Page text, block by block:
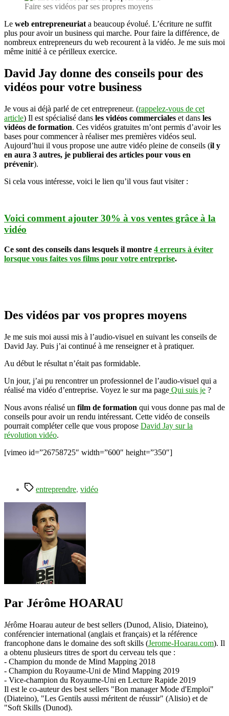
vidéos
pour
augmenter
avoir
qui
marche
Faire ses vidéos par ses propres moyens
Le web entrepreneuriat a beaucoup évolué. L’écriture ne suffit
plus pour avoir un business qui marche. Pour faire la différence, de
nombreux entrepreneurs du web recourent à la vidéo. Je me suis moi
même initié à ce périlleux exercice.
David Jay donne des conseils pour des
vidéos pour votre business
Je vous ai déjà parlé de cet entrepreneur. (rappelez-vous de cet
article) Il est spécialisé dans les vidéos commerciales et dans les
vidéos de formation. Ces vidéos gratuites m’ont permis d’avoir les
bases pour commencer à réaliser mes premières vidéos seul.
Aujourd’hui il vous propose une autre vidéo pleine de conseils (il y
en aura 3 autres, je publierai des articles pour vous en
prévenir).
Si cela vous intéresse, voici le lien qu’il vous faut visiter :
Voici comment ajouter 30% à vos ventes grâce à la
vidéo
Ce sont des conseils dans lesquels il montre 4 erreurs à éviter
lorsque vous faites vos films pour votre entreprise.
Des vidéos par vos propres moyens
Je me suis moi aussi mis à l’audio-visuel en suivant les conseils de
David Jay. Puis j’ai continué à me renseigner et à pratiquer.
Au début le résultat n’était pas formidable.
Un jour, j’ai pu rencontrer un professionnel de l’audio-visuel qui a
réalisé ma vidéo d’entreprise. Voyez le sur ma page Qui suis je ?
Nous avons réalisé un film de formation qui vous donne pas mal de
conseils pour avoir un rendu intéressant. Cette vidéo de conseils
pourrait compléter celle que vous propose David Jay sur la
révolution vidéo.
[vimeo id=”26758725″ width=”600″ height=”350″]
Étiquettes
entreprendre, vidéo
Par Jérôme HOARAU
Jérôme Hoarau auteur de best sellers (Dunod, Alisio, Diateino),
conférencier international (anglais et français) et la référence
francophone dans le domaine des soft skills (Jerome-Hoarau.com). Il
a obtenu plusieurs titres de sport du cerveau tels que :
- Champion du monde de Mind Mapping 2018
- Champion du Royaume-Uni de Mind Mapping 2019
- Vice-champion du Royaume-Uni en Lecture Rapide 2019
Il est le co-auteur des best sellers "Bon manager Mode d'Emploi"
(Diateino), "Les Gentils aussi méritent de réussir" (Alisio) et de
"Soft Skills (Dunod).